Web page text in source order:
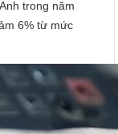
trong năm
6% từ mức